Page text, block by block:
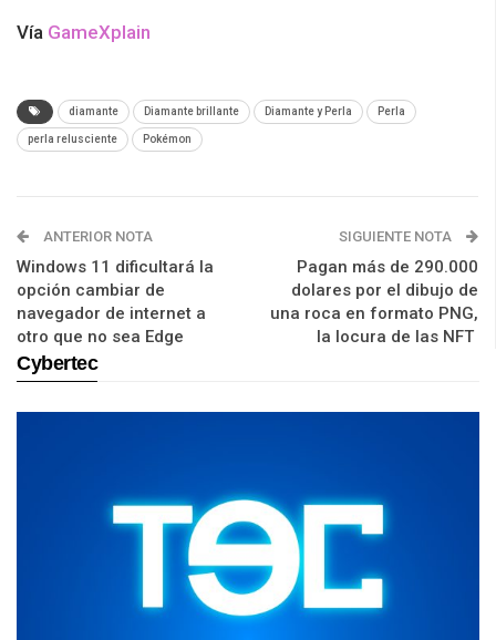
Vía GameXplain
diamante Diamante brillante Diamante y Perla Perla
perla relusciente Pokémon
ANTERIOR NOTA
Windows 11 dificultará la
opción cambiar de
navegador de internet a
otro que no sea Edge
SIGUIENTE NOTA
Pagan más de 290.000
dolares por el dibujo de
una roca en formato PNG,
la locura de las NFT
Cybertec